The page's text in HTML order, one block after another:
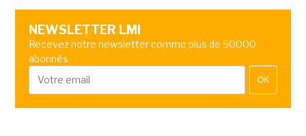
NEWSLETTER LMI
Recevez notre newsletter comme plus de 50000
abonnés
OK